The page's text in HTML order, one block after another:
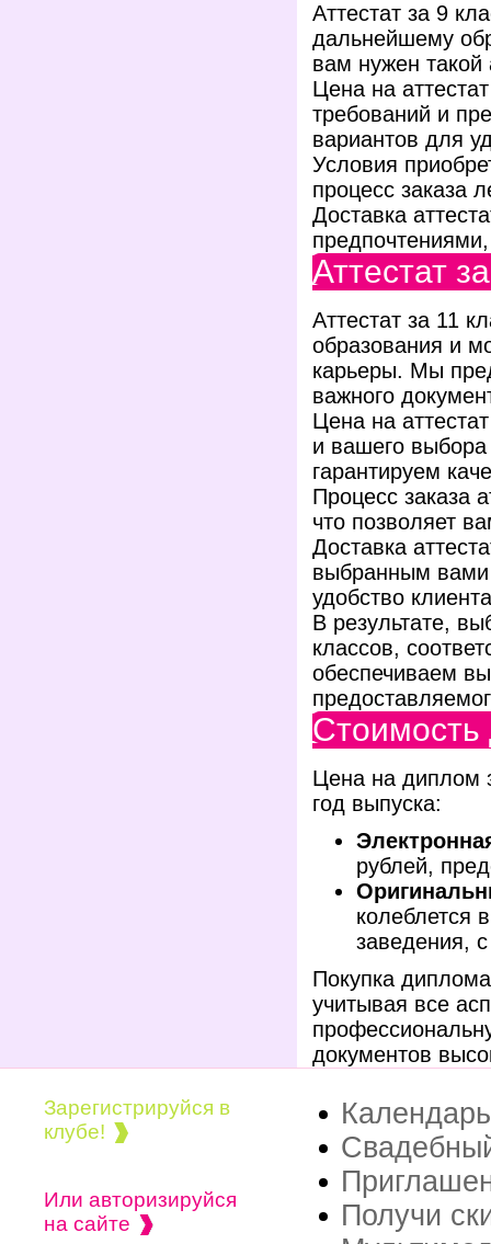
Аттестат за 9
дальнейшему
вам нужен
Цена на
требований и
вариантов для
Условия
процесс заказа
Доставка
Аттестат
Аттестат за 11
образования и
карьеры. Мы
важного
Цена на
и вашего
гарантируем
Процесс заказа
что позволяет
Доставка
выбранным вами
удобство
В результате,
классов,
обеспечиваем
Цена на диплом
год выпуска:
рублей,
колеблется
заведения,
Покупка
учитывая все
документов
Зарегистрируйся в
клубе!
Или авторизируйся
на сайте
Получи